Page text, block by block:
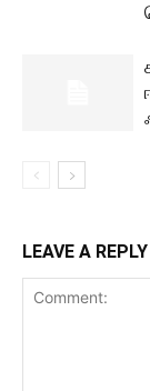
LEAVE A REPLY